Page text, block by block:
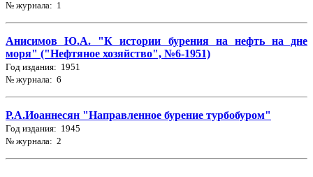
№ журнала: 1
Анисимов Ю.А. "К истории бурения на нефть на дне
моря" ("Нефтяное хозяйство", №6-1951)
Год издания: 1951
№ журнала: 6
Р.А.Иоаннесян "Направленное бурение турбобуром"
Год издания: 1945
№ журнала: 2